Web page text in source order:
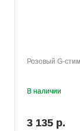
Розовый G-
В наличии
3 135 р.